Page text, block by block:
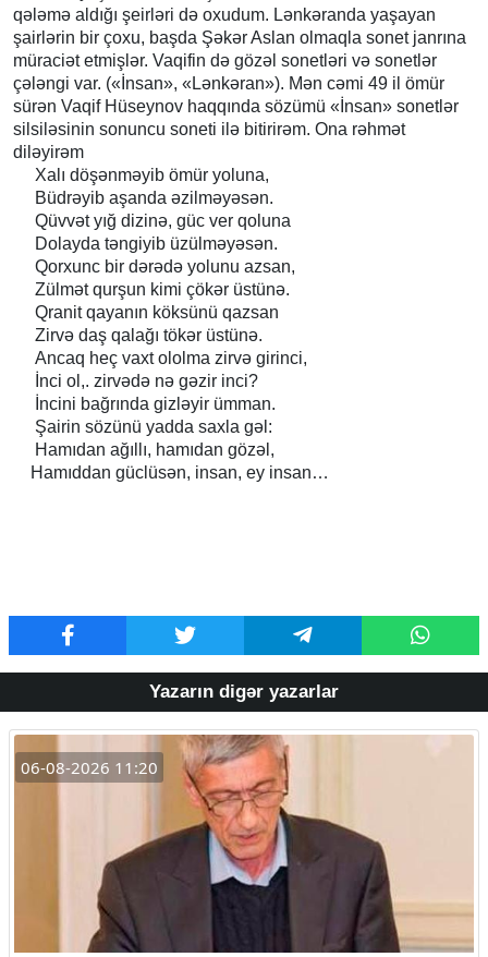
qələmə aldığı şeirləri də oxudum. Lənkəranda yaşayan
şairlərin bir çoxu, başda Şəkər Aslan olmaqla sonet janrına
müraciət etmişlər. Vaqifin də gözəl sonetləri və sonetlər
çələngi var. («İnsan», «Lənkəran»). Mən cəmi 49 il ömür
sürən Vaqif Hüseynov haqqında sözümü «İnsan» sonetlər
silsiləsinin sonuncu soneti ilə bitirirəm. Ona rəhmət
diləyirəm
Xalı döşənməyib ömür yoluna,
Büdrəyib aşanda əzilməyəsən.
Qüvvət yığ dizinə, güc ver qoluna
Dolayda təngiyib üzülməyəsən.
Qorxunc bir dərədə yolunu azsan,
Zülmət qurşun kimi çökər üstünə.
Qranit qayanın köksünü qazsan
Zirvə daş qalağı tökər üstünə.
Ancaq heç vaxt ololma zirvə girinci,
İnci ol,. zirvədə nə gəzir inci?
İncini bağrında gizləyir ümman.
Şairin sözünü yadda saxla gəl:
Hamıdan ağıllı, hamıdan gözəl,
Hamıddan güclüsən, insan, ey insan…
Yazarın digər yazarlar
06-08-2026 11:20